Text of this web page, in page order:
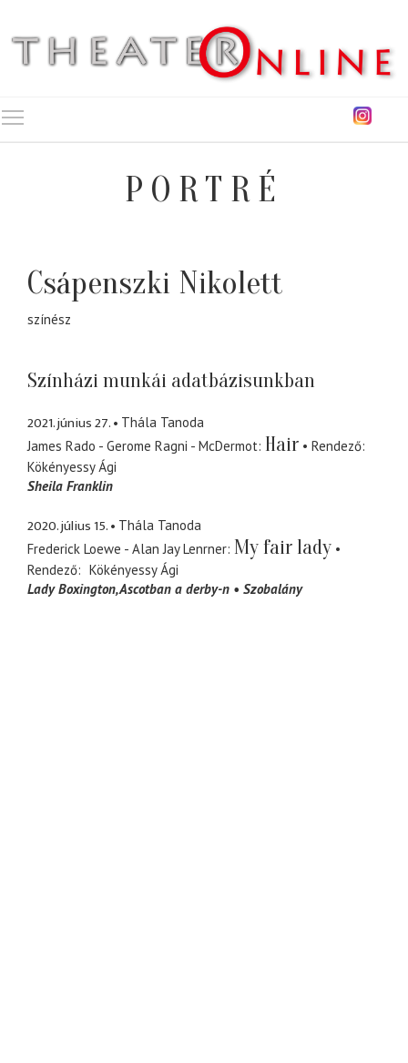
PORTRÉ
Csápenszki Nikolett
színész
Színházi munkái adatbázisunkban
2021. június 27.
Thála Tanoda
James Rado - Gerome Ragni - McDermot Hair
Rendező
Kökényessy Ági
Sheila Franklin
2020. július 15.
Thála Tanoda
Frederick Loewe - Alan Jay Lenrner My fair lady
Rendező
Kökényessy Ági
Lady Boxington Ascotban a derby-n Szobalány